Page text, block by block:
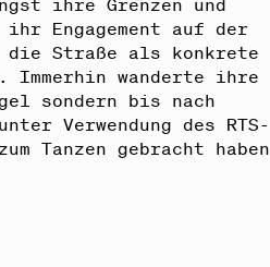
ihre Grenzen und
Engagement auf der
Straße als konkrete
Immerhin wanderte ihre
sondern bis nach
Verwendung des RTS-
Tanzen gebracht haben